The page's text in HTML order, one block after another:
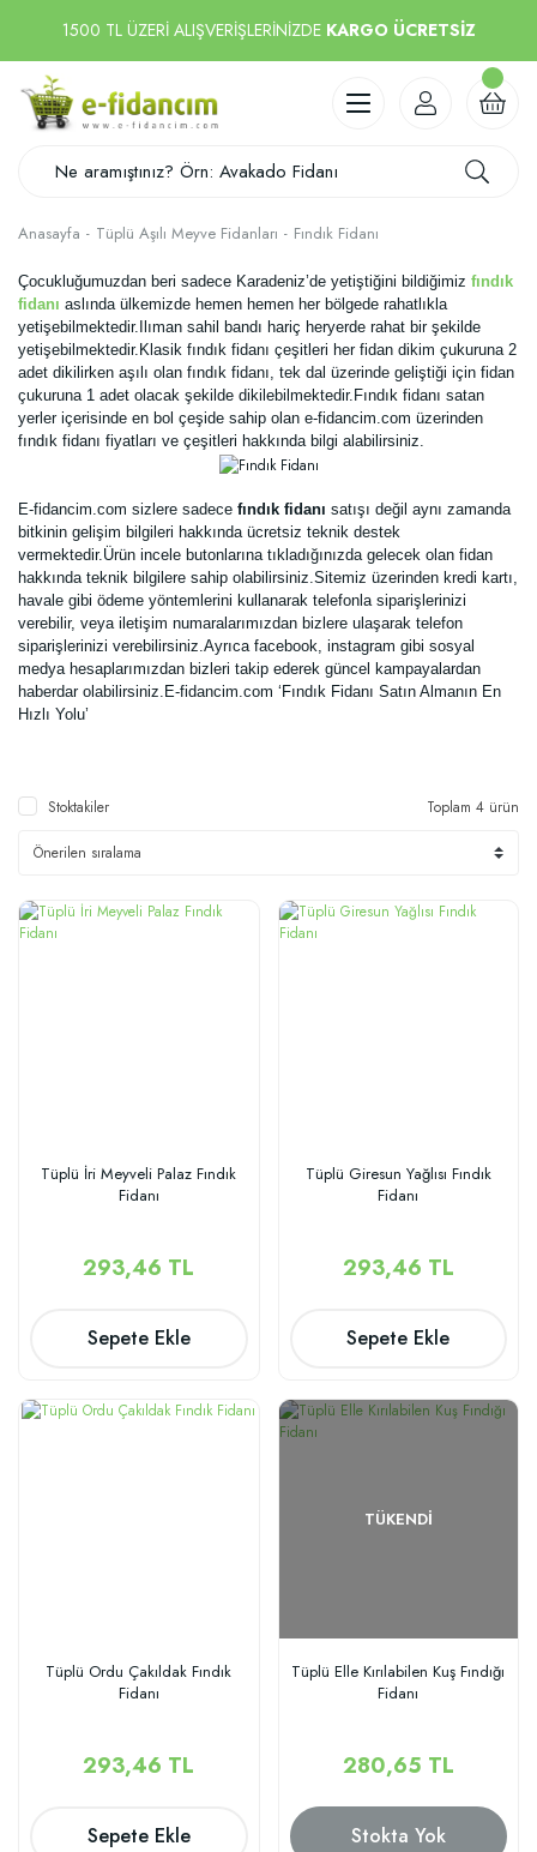
1500 TL ÜZERİ ALIŞVERİŞLERİNİZDE KARGO ÜCRETSİZ
Anasayfa Tüplü Aşılı Meyve Fidanları Fındık Fidanı
Çocukluğumuzdan beri sadece Karadeniz’de yetiştiğini bildiğimiz fındık
fidanı aslında ülkemizde hemen hemen her bölgede rahatlıkla
yetişebilmektedir.Ilıman sahil bandı hariç heryerde rahat bir şekilde
yetişebilmektedir.Klasik fındık fidanı çeşitleri her fidan dikim çukuruna 2
adet dikilirken aşılı olan fındık fidanı, tek dal üzerinde geliştiği için fidan
çukuruna 1 adet olacak şekilde dikilebilmektedir.Fındık fidanı satan
yerler içerisinde en bol çeşide sahip olan e-fidancim.com üzerinden
fındık fidanı fiyatları ve çeşitleri hakkında bilgi alabilirsiniz.
E-fidancim.com sizlere sadece fındık fidanı satışı değil aynı zamanda
bitkinin gelişim bilgileri hakkında ücretsiz teknik destek
vermektedir.Ürün incele butonlarına tıkladığınızda gelecek olan fidan
hakkında teknik bilgilere sahip olabilirsiniz.Sitemiz üzerinden kredi kartı,
havale gibi ödeme yöntemlerini kullanarak telefonla siparişlerinizi
verebilir, veya iletişim numaralarımızdan bizlere ulaşarak telefon
siparişlerinizi verebilirsiniz.Ayrıca facebook, instagram gibi sosyal
medya hesaplarımızdan bizleri takip ederek güncel kampayalardan
haberdar olabilirsiniz.E-fidancim.com ‘Fındık Fidanı Satın Almanın En
Hızlı Yolu’
Stoktakiler Toplam 4 ürün
Tüplü İri Meyveli Palaz Fındık
Fidanı
293,46 TL
Sepete Ekle
Tüplü Giresun Yağlısı Fındık
Fidanı
293,46 TL
Sepete Ekle
Tüplü Ordu Çakıldak Fındık
Fidanı
293,46 TL
Sepete Ekle
TÜKENDI
Tüplü Elle Kırılabilen Kuş Fındığı
Fidanı
280,65 TL
Stokta Yok